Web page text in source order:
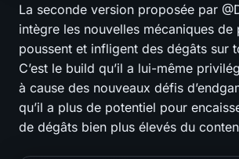
La seconde version proposée par
intègre les nouvelles mécaniques de
poussent et infligent des dégâts sur
C’est le build qu’il a lui-même
à cause des nouveaux défis
qu’il a plus de potentiel pour
de dégâts bien plus élevés du